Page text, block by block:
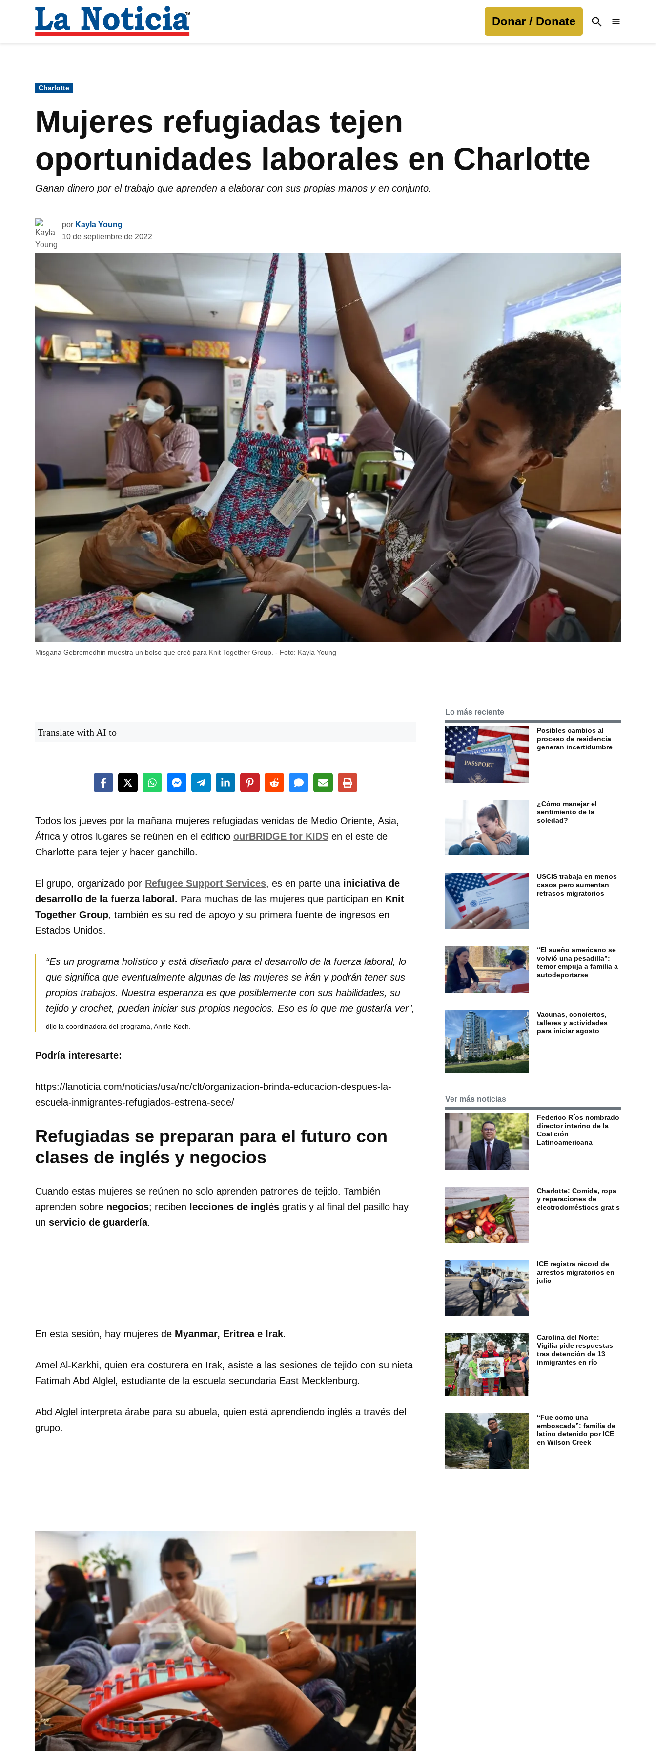
contenido
Noticia
Donar / Donate
Open
Search
Publicado
en
Charlotte
Mujeres refugiadas tejen
oportunidades laborales en Charlotte
Ganan dinero por el trabajo que aprenden a elaborar con sus propias manos y en conjunto.
por Kayla Young
10 de septiembre de 2022
Misgana Gebremedhin muestra un bolso que creó para Knit Together Group. - Foto: Kayla Young
Translate with AI to
Todos los jueves por la mañana mujeres refugiadas venidas de Medio Oriente, Asia,
África y otros lugares se reúnen en el edificio ourBRIDGE for KIDS en el este de
Charlotte para tejer y hacer ganchillo.
El grupo, organizado por Refugee Support Services, es en parte una iniciativa de
desarrollo de la fuerza laboral. Para muchas de las mujeres que participan en Knit
Together Group, también es su red de apoyo y su primera fuente de ingresos en
Estados Unidos.
“Es un programa holístico y está diseñado para el desarrollo de la fuerza laboral, lo
que significa que eventualmente algunas de las mujeres se irán y podrán tener sus
propios trabajos. Nuestra esperanza es que posiblemente con sus habilidades, su
tejido y crochet, puedan iniciar sus propios negocios. Eso es lo que me gustaría ver”,
dijo la coordinadora del programa, Annie Koch.
Podría interesarte:
https://lanoticia.com/noticias/usa/nc/clt/organizacion-brinda-educacion-despues-la-
escuela-inmigrantes-refugiados-estrena-sede/
Refugiadas se preparan para el futuro con
clases de inglés y negocios
Cuando estas mujeres se reúnen no solo aprenden patrones de tejido. También
aprenden sobre negocios; reciben lecciones de inglés gratis y al final del pasillo hay
un servicio de guardería.
En esta sesión, hay mujeres de Myanmar, Eritrea e Irak.
Amel Al-Karkhi, quien era costurera en Irak, asiste a las sesiones de tejido con su nieta
Fatimah Abd Alglel, estudiante de la escuela secundaria East Mecklenburg.
Abd Alglel interpreta árabe para su abuela, quien está aprendiendo inglés a través del
grupo.
Lo más reciente
Posibles cambios al
proceso de residencia
generan incertidumbre
¿Cómo manejar el
sentimiento de la
soledad?
USCIS trabaja en menos
casos pero aumentan
retrasos migratorios
“El sueño americano se
volvió una pesadilla”:
temor empuja a familia a
autodeportarse
Vacunas, conciertos,
talleres y actividades
para iniciar agosto
Ver más noticias
Federico Ríos nombrado
director interino de la
Coalición
Latinoamericana
Charlotte: Comida, ropa
y reparaciones de
electrodomésticos gratis
ICE registra récord de
arrestos migratorios en
julio
Carolina del Norte:
Vigilia pide respuestas
tras detención de 13
inmigrantes en río
“Fue como una
emboscada”: familia de
latino detenido por ICE
en Wilson Creek